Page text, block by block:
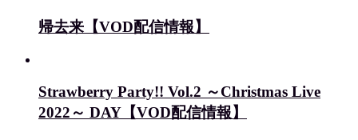
帰去来【VOD配信情報】
Strawberry Party!! Vol.2 ～Christmas Live
2022～ DAY【VOD配信情報】